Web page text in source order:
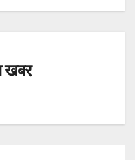
खबर